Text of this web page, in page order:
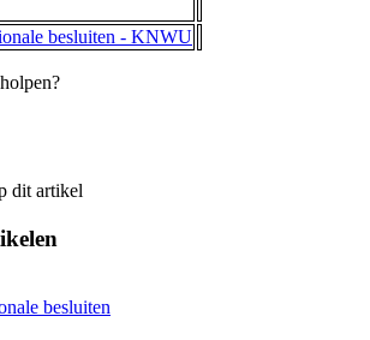
besluiten - KNWU
dit artikel
besluiten